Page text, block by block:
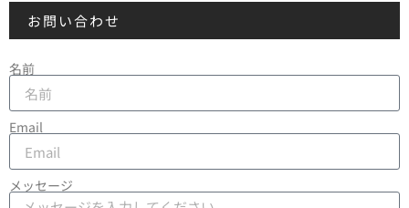
お問い合わせ
名前
Email
メッセージ